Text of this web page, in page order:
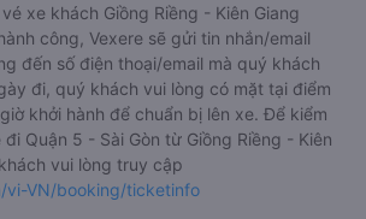
xe khách Giồng Riềng - Kiên Giang
công, Vexere sẽ gửi tin nhắn/email
đến số điện thoại/email mà quý khách
đi, quý khách vui lòng có mặt tại điểm
khởi hành để chuẩn bị lên xe. Để kiểm
Quận 5 - Sài Gòn từ Giồng Riềng - Kiên
vui lòng truy cập
vi-VN/booking/ticketinfo